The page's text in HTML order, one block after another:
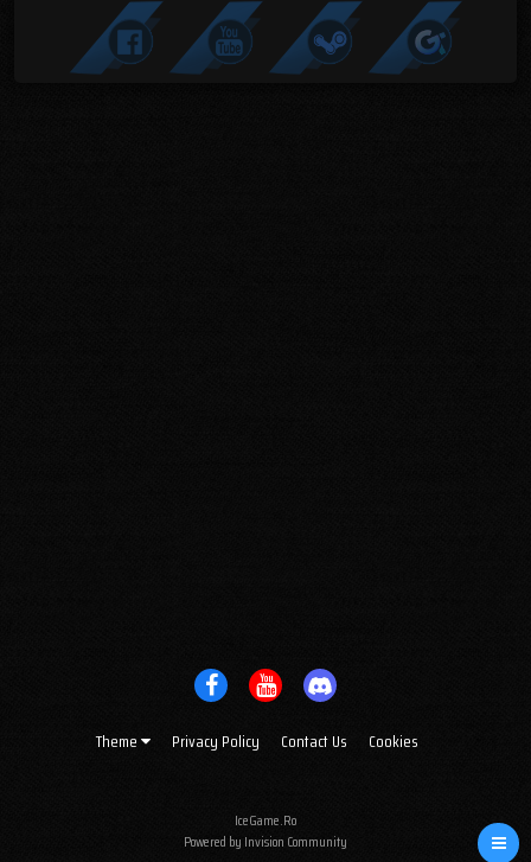
Theme Privacy Policy Contact Us Cookies
IceGame.Ro
Powered by Invision Community